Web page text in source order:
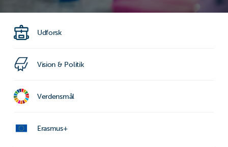
Udforsk
Vision & Politik
Verdensmål
Erasmus+